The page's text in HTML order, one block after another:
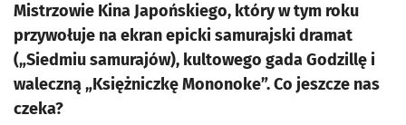
Mistrzowie Kina Japońskiego, który w tym roku
przywołuje na ekran epicki samurajski dramat
(„Siedmiu samurajów), kultowego gada Godzillę i
waleczną „Księżniczkę Mononoke”. Co jeszcze nas
czeka?